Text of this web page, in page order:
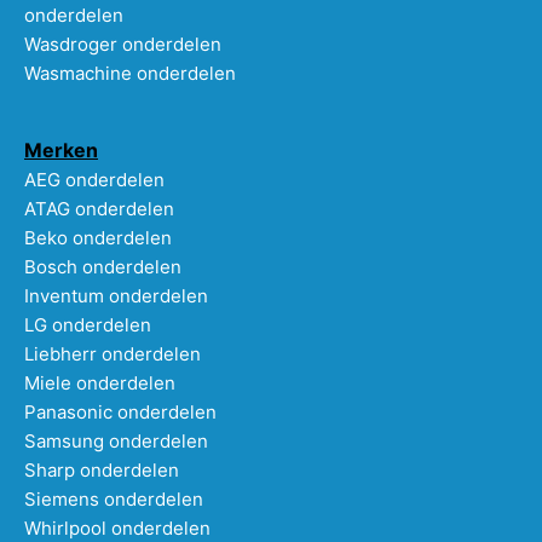
onderdelen
Wasdroger onderdelen
Wasmachine onderdelen
Merken
AEG onderdelen
ATAG onderdelen
Beko onderdelen
Bosch onderdelen
Inventum onderdelen
LG onderdelen
Liebherr onderdelen
Miele onderdelen
Panasonic onderdelen
Samsung onderdelen
Sharp onderdelen
Siemens onderdelen
Whirlpool onderdelen